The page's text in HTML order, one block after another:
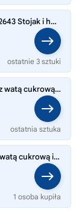
LEGO Friends 42643 Friends 42643 Stojak i hulajnoga z waty cukrowej
ostatnie 3 sztuki
LEGO FRIENDS 42643 Stoisko z watą cukrową i skuter
ostatnia sztuka
LEGO Friends 42643 Stoisko z watą cukrową i skuter motor Liana Jamila
1 osoba kupiła